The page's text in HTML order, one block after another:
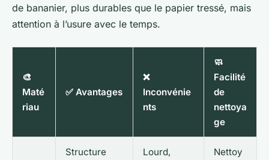
de bananier, plus durables que le papier tressé, mais
attention à l’usure avec le temps.
🎨
Maté
riau
✅ Avantages
❌
Inconvénie
nts
🧼
Facilité
de
nettoya
ge
Structure
Lourd,
Nettoy